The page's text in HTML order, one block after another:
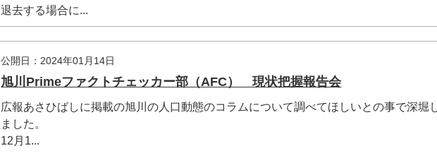
退去する場合に...
公開日：2024年01月14日
旭川Primeファクトチェッカー部（AFC） 現状把握報告会
広報あさひばしに掲載の旭川の人口動態のコラムについて調べてほしいとの事で深堀
ました。
12月1...